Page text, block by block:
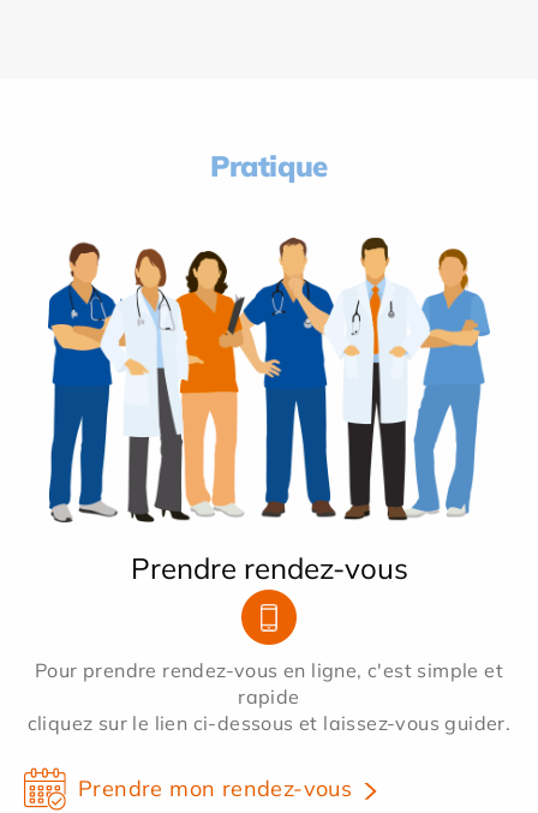
Pratique
Prendre rendez-vous
Pour prendre rendez-vous en ligne, c'est simple et
rapide
cliquez sur le lien ci-dessous et laissez-vous guider.
Prendre mon rendez-vous